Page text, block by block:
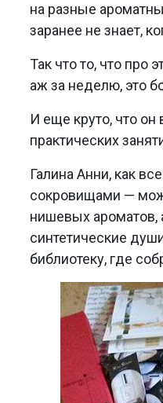
на разные
заранее не знает,
Так что то, что про
аж за неделю, это
И еще круто, что он
практических
Галина Анни, как
сокровищами —
нишевых ароматов,
синтетические
библиотеку, где